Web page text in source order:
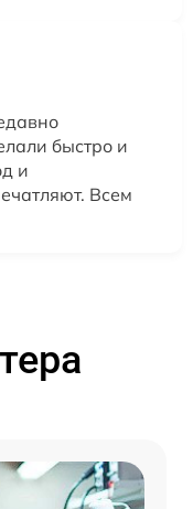
быстро и
и
Всем